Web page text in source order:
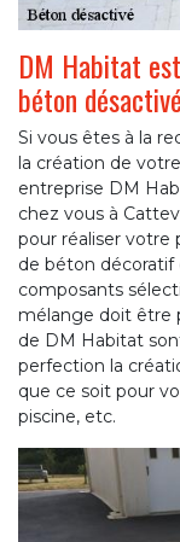
DM Habitat
béton
Si vous êtes à la
la création de
entreprise DM
chez vous à
pour réaliser votre
de béton décoratif
composants
mélange doit être
de DM Habitat
perfection la
que ce soit pour
piscine, etc.